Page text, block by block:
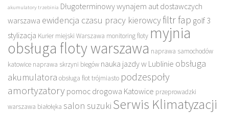
akumulatory trzebinia Długoterminowy wynajem aut dostawczych
warszawa ewidencja czasu pracy kierowcyfiltr fap golf 3
stylizacja Kurier miejski Warszawa monitoring floty myjnia
obsługa floty warszawa naprawa samochodów
katowice naprawa skrzyni biegów nauka jazdy w Lublinie obsługa
akumulatora obsługa flot trójmiasto podzespoły
amortyzatory pomoc drogowa Katowice przeprowadzki
warszawa białołęka salon suzuki Serwis Klimatyzacji